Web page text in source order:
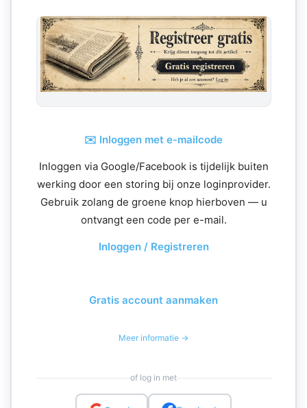
✉️ Inloggen met e-mailcode
Inloggen via Google/Facebook is tijdelijk buiten
werking door een storing bij onze loginprovider.
Gebruik zolang de groene knop hierboven — u
ontvangt een code per e-mail.
Inloggen / Registreren
Gratis account aanmaken
Meer informatie →
of log in met